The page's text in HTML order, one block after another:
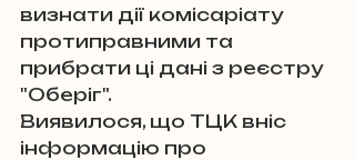
визнати дії комісаріату
протиправними та
прибрати ці дані з реєстру
"Оберіг".
Виявилося, що ТЦК вніс
інформацію про